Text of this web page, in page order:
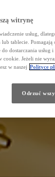
witrynę
usług,
tablecie.
dostarczania usług i
Jeżeli nie
w naszej Polityce
Odrzuć